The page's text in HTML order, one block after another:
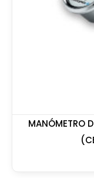
MANÓMETRO